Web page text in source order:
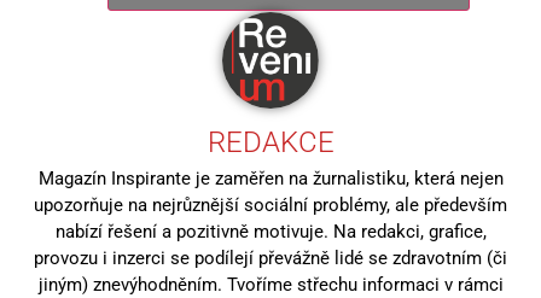
REDAKCE
Magazín Inspirante je zaměřen na žurnalistiku, která nejen
upozorňuje na nejrůznější sociální problémy, ale především
nabízí řešení a pozitivně motivuje. Na redakci, grafice,
provozu i inzerci se podílejí převážně lidé se zdravotním (či
jiným) znevýhodněním. Tvoříme střechu informaci v rámci